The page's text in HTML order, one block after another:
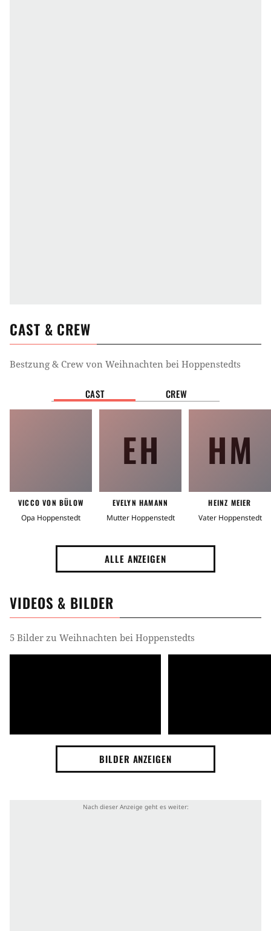
CAST & CREW
Bestzung & Crew von Weihnachten bei Hoppenstedts
CAST CREW
VICCO VON BÜLOW
Opa Hoppenstedt
EH
EVELYN HAMANN
Mutter Hoppenstedt
HM
HEINZ MEIER
Vater Hoppenstedt
ALLE ANZEIGEN
VIDEOS & BILDER
5 Bilder zu Weihnachten bei Hoppenstedts
BILDER ANZEIGEN